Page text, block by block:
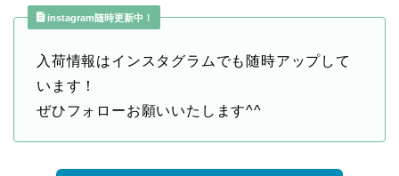
instagram随時更新中！
入荷情報はインスタグラムでも随時アップして
います！
ぜひフォローお願いいたします^^